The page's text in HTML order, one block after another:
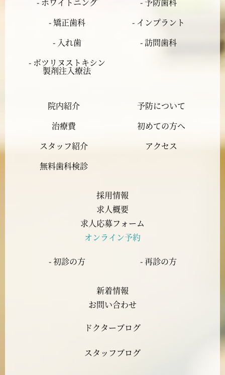
2024年2月
2023年11月
2023年8月
2023年7月
2023年4月
2023年3月
2023年2月
- 矯正歯科
- インプラント
- 入れ歯
- 訪問歯科
- ボツリヌストキシン
製剤注入療法
院内紹介
予防について
治療費
初めての方へ
スタッフ紹介
アクセス
無料歯科検診
採用情報
求人概要
求人応募フォーム
オンライン予約
- 初診の方 - 再診の方
新着情報
お問い合わせ
ドクターブログ
スタッフブログ